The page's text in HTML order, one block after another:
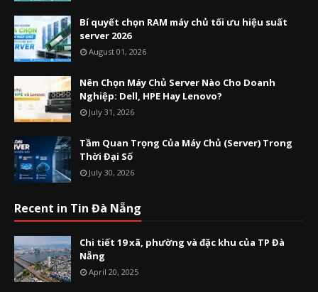
Bí quyết chọn RAM máy chủ tối ưu hiệu suất
server 2026
August 01, 2026
Nên Chọn Máy Chủ Server Nào Cho Doanh
Nghiệp: Dell, HPE Hay Lenovo?
July 31, 2026
Tầm Quan Trọng Của Máy Chủ (Server) Trong
Thời Đại Số
July 30, 2026
Recent in Tin Đà Nẵng
Chi tiết 19 xã, phường và đặc khu của TP Đà
Nẵng
April 20, 2025